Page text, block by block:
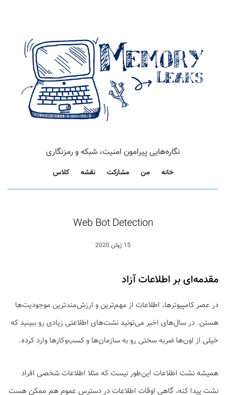
نگاره‌هایی پیرامون امنیت، شبکه و رمزنگاری
خانه من مشارکت نقشه کلاس
Web Bot Detection
15 ژوئن 2020
مقدمه‌ای بر اطلاعات آزاد
در عصر کامپیوترها، اطلاعات از مهم‌ترین و ارزش‌مندترین موجودیت‌ها
هستن. در سال‌های اخیر می‌تونید نشت‌های اطلاعتی زیادی رو ببینید که
خیلی از اون‌ها ضربه سختی رو به سازمان‌ها و کسب‌وکارها وارد کرده.
همیشه نشت اطلاعات این‌طور نیست که مثلا اطلاعات شخصی افراد
نشت پیدا کنه، گاهی اوقات اطلاعات در دسترس عموم هم ممکن هست